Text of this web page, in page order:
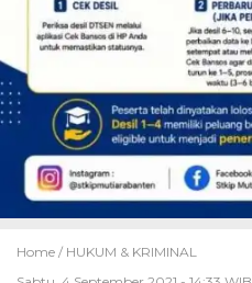
Home / HUKUM & KRIMINAL